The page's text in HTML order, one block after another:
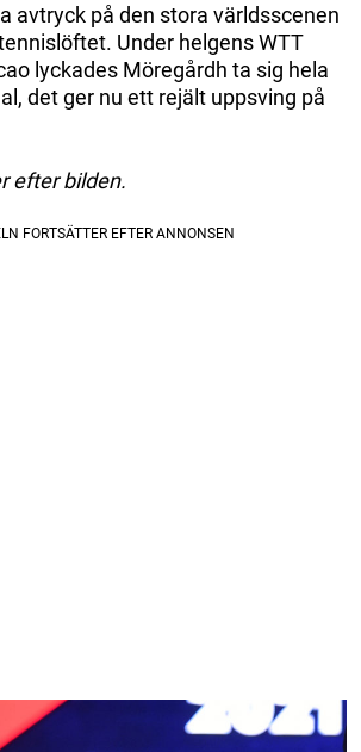
avtryck på den stora världsscenen
Under helgens WTT
lyckades Möregårdh ta sig hela
det ger nu ett rejält uppsving på
efter bilden.